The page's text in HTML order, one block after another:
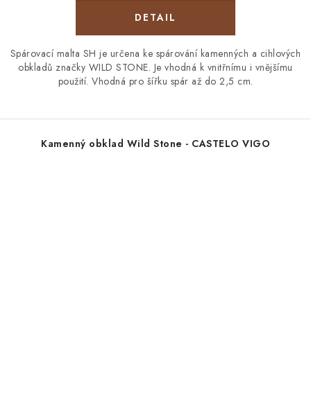
Spárovací malta SH je určena ke spárování kamenných a cihlových
obkladů značky WILD STONE. Je vhodná k vnitřnímu i vnějšímu
použití. Vhodná pro šířku spár až do 2,5 cm.
Kamenný obklad Wild Stone - CASTELO VIGO